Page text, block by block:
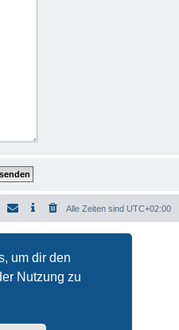
um dir den
Nutzung zu
Alle Zeiten sind UTC+02:00
durchphpBB.de